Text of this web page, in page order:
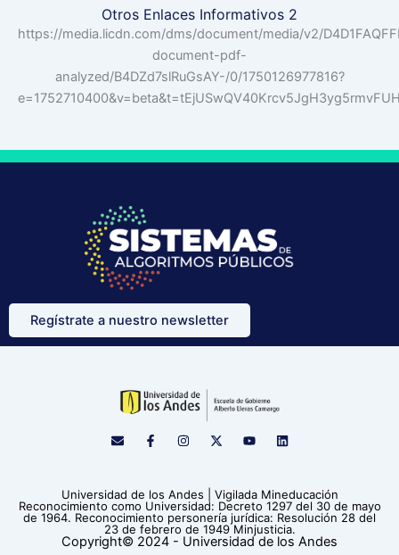
Otros Enlaces Informativos 2
https://media.licdn.com/dms/document/media/v2/
document-pdf-
analyzed/B4DZd7slRuGsAY-/0/1750126977816?
Regístrate a nuestro newsletter
E
n
o
p
e
F
a
o
o
k
-
f
I
n
g
r
a
m
X
-
t
e
r
Y
o
b
e
L
i
d
i
n
Universidad de los Andes | Vigilada Mineducación
Reconocimiento como Universidad: Decreto 1297 del 30 de mayo
de 1964. Reconocimiento personería jurídica: Resolución 28 del
23 de febrero de 1949 Minjusticia.
Copyright© 2024 - Universidad de los Andes